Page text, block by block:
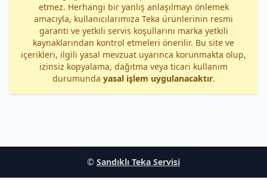
etmez. Herhangi bir yanlış anlaşılmayı önlemek
amacıyla, kullanıcılarımıza Teka ürünlerinin resmi
garanti ve yetkili servis koşullarını marka yetkili
kaynaklarından kontrol etmeleri önerilir. Bu site ve
içerikleri, ilgili yasal mevzuat uyarınca korunmakta olup,
izinsiz kopyalama, dağıtma veya ticari kullanım
durumunda yasal işlem uygulanacaktır.
© Sandıklı Teka Servisi